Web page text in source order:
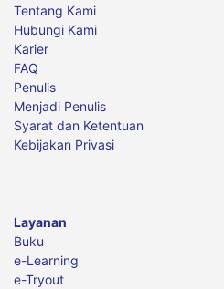
Tentang Kami
Hubungi Kami
Karier
FAQ
Penulis
Menjadi Penulis
Syarat dan Ketentuan
Kebijakan Privasi
Layanan
Buku
e-Learning
e-Tryout